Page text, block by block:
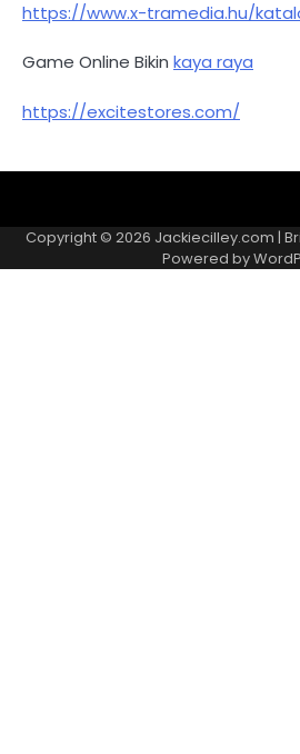
https://www.x-tramedia.hu/
Game Online Bikin kaya raya
https://excitestores.com/
Privasi
Kami
Copyright © 2026 Jackiecilley.com |
Powered by